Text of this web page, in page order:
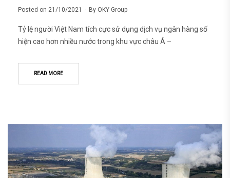
Posted on 21/10/2021 By OKY Group
Tỷ lệ người Việt Nam tích cực sử dụng dịch vụ ngân hàng số
hiện cao hơn nhiều nước trong khu vực châu Á –
READ MORE